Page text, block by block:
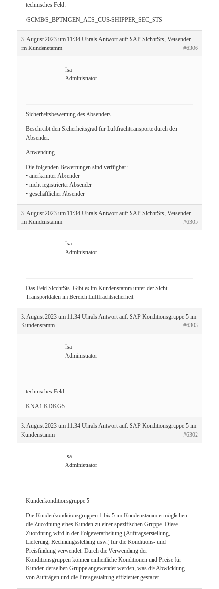
technisches Feld:
/SCMB/S_BPTMGEN_ACS_CUS-SHIPPER_SEC_STS
3. August 2023 um 11:34 Uhrals Antwort auf:SAP SichhtSts, Versender
im Kundenstamm
#6306
Isa
Administrator
Sicherheitsbewertung des Absenders
Beschreibt den Sicherheitsgrad für Luftfrachttransporte durch den
Absender.
Anwendung
Die folgenden Bewertungen sind verfügbar:
• anerkannter Absender
• nicht registrierter Absender
• geschäftlicher Absender
3. August 2023 um 11:34 Uhrals Antwort auf:SAP SichhtSts, Versender
im Kundenstamm
#6305
Isa
Administrator
Das Feld SicchtSts. Gibt es im Kundenstamm unter der Sicht
Transportdaten im Bereich Luftfrachtsicherheit
3. August 2023 um 11:34 Uhrals Antwort auf:SAP Konditionsgruppe 5 im
Kundenstamm
#6303
Isa
Administrator
technisches Feld:
KNA1-KDKG5
3. August 2023 um 11:34 Uhrals Antwort auf:SAP Konditionsgruppe 5 im
Kundenstamm
#6302
Isa
Administrator
Kundenkonditionsgruppe 5
Die Kundenkonditionsgruppen 1 bis 5 im Kundenstamm ermöglichen
die Zuordnung eines Kunden zu einer spezifischen Gruppe. Diese
Zuordnung wird in der Folgeverarbeitung (Auftragserstellung,
Lieferung, Rechnungsstellung usw.) für die Konditions- und
Preisfindung verwendet. Durch die Verwendung der
Konditionsgruppen können einheitliche Konditionen und Preise für
Kunden derselben Gruppe angewendet werden, was die Abwicklung
von Aufträgen und die Preisgestaltung effizienter gestaltet.